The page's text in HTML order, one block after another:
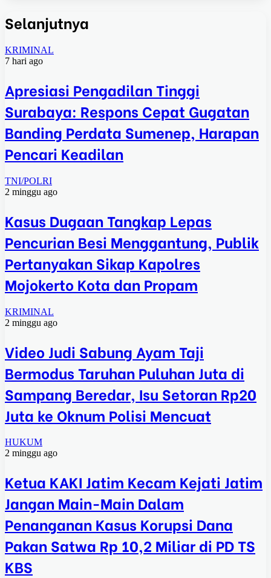
Selanjutnya
KRIMINAL
7 hari ago
Apresiasi Pengadilan Tinggi
Surabaya: Respons Cepat Gugatan
Banding Perdata Sumenep, Harapan
Pencari Keadilan
TNI/POLRI
2 minggu ago
Kasus Dugaan Tangkap Lepas
Pencurian Besi Menggantung, Publik
Pertanyakan Sikap Kapolres
Mojokerto Kota dan Propam
KRIMINAL
2 minggu ago
Video Judi Sabung Ayam Taji
Bermodus Taruhan Puluhan Juta di
Sampang Beredar, Isu Setoran Rp20
Juta ke Oknum Polisi Mencuat
HUKUM
2 minggu ago
Ketua KAKI Jatim Kecam Kejati Jatim
Jangan Main-Main Dalam
Penanganan Kasus Korupsi Dana
Pakan Satwa Rp 10,2 Miliar di PD TS
KBS